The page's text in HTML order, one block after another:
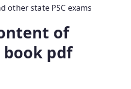
other state PSC exams
of
pdf